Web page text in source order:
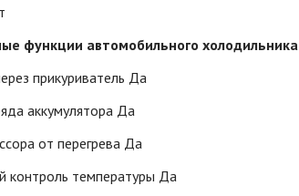
функции автомобильного холодильника
прикуриватель Да
аккумулятора Да
от перегрева Да
контроль температуры Да